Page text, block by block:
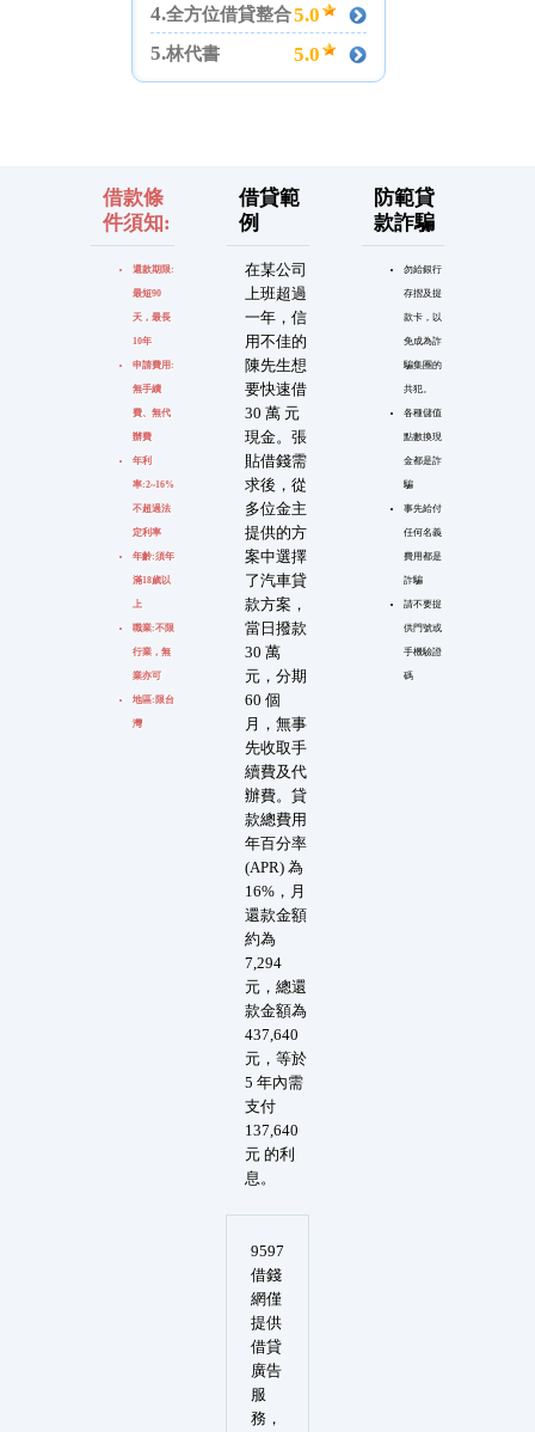
4.全方位借貸整合5.0
5.林代書 5.0
借款條
件須知:
還款期限:
最短90
天，最長
10年
申請費用:
無手續
費、無代
辦費
年利
率:2~16%
不超過法
定利率
年齡:須年
滿18歲以
上
職業:不限
行業，無
業亦可
地區:限台
灣
借貸範
例
在某公司
上班超過
一年，信
用不佳的
陳先生想
要快速借
30 萬 元
現金。張
貼借錢需
求後，從
多位金主
提供的方
案中選擇
了汽車貸
款方案，
當日撥款
30 萬
元，分期
60 個
月，無事
先收取手
續費及代
辦費。貸
款總費用
年百分率
(APR) 為
16%，月
還款金額
約為
7,294
元，總還
款金額為
437,640
元，等於
5 年內需
支付
137,640
元 的利
息。
防範貸
款詐騙
勿給銀行
存摺及提
款卡，以
免成為詐
騙集團的
共犯。
各種儲值
點數換現
金都是詐
騙
事先給付
任何名義
費用都是
詐騙
請不要提
供門號或
手機驗證
碼
9597
借錢
網僅
提供
借貸
廣告
服
務，